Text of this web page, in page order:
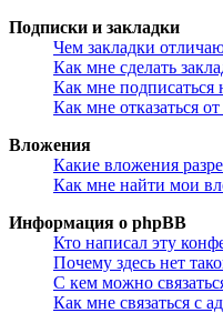
Подписки и закладки
Чем закладки
Как мне сделать
Как мне
Как мне отказаться
Вложения
Какие вложения
Как мне найти мои
Информация о phpBB
Кто написал эту
Почему здесь нет
С кем можно
Как мне связаться с